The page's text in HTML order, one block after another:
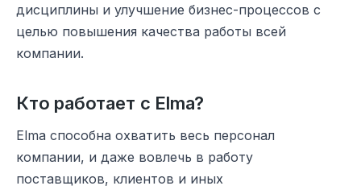
дисциплины и улучшение бизнес-процессов с
целью повышения качества работы всей
компании.
Кто работает с Elma?
Elma способна охватить весь персонал
компании, и даже вовлечь в работу
поставщиков, клиентов и иных